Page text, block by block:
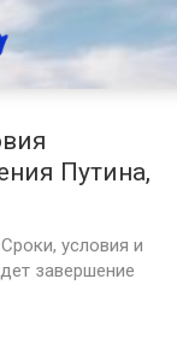
Путина,
условия и
завершение